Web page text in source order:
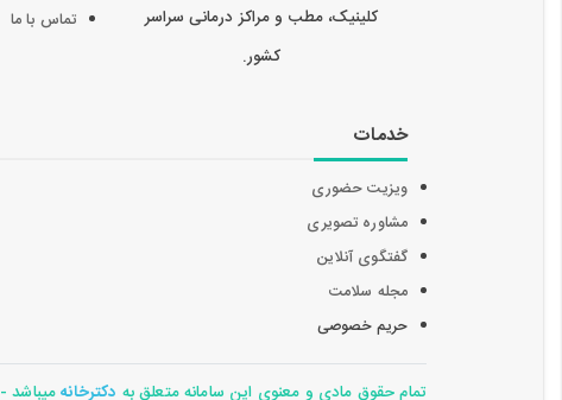
کلینیک، مطب و مراکز درمانی سراسر
کشور.
تماس با ما
خدمات
ویزیت حضوری
مشاوره تصویری
گفتگوی آنلاین
مجله سلامت
حریم خصوصی
تمام حقوق مادی و معنوی این سامانه متعلق به دکترخانهمیباشد - 1405